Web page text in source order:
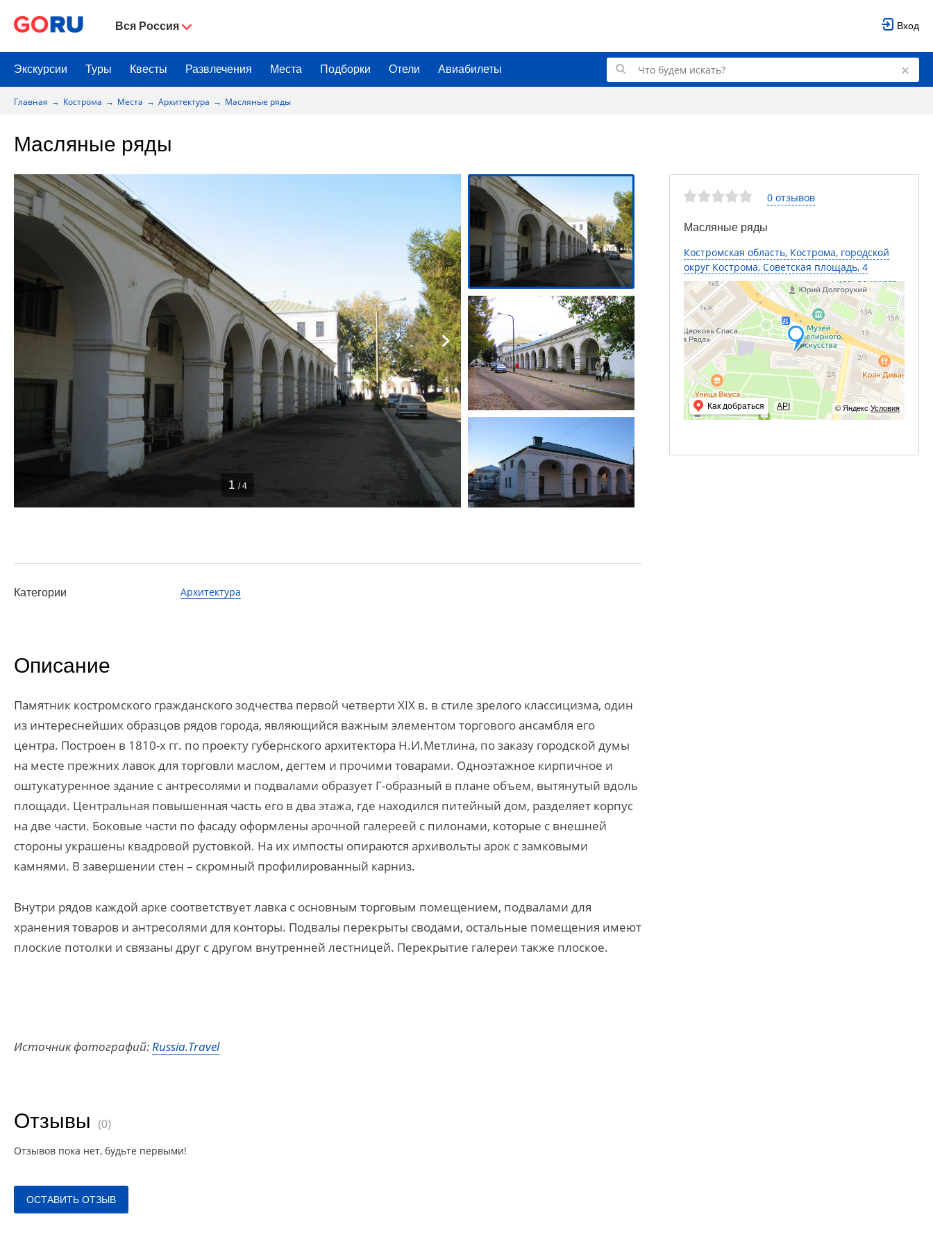
Вся Россия Вход
Экскурсии Туры Квесты Развлечения Места Подборки Отели Авиабилеты
Главная Кострома Места Архитектура Масляные ряды
0 отзывов
Масляные ряды
Костромская область, Кострома, городской
округ Кострома, Советская площадь, 4
© Яндекс Условия
Как добраться API
Масляные ряды
1 / 4
Категории Архитектура
Описание
Памятник костромского гражданского зодчества первой четверти XIX в. в стиле зрелого классицизма, один
из интереснейших образцов рядов города, являющийся важным элементом торгового ансамбля его
центра. Построен в 1810-х гг. по проекту губернского архитектора Н.И.Метлина, по заказу городской думы
на месте прежних лавок для торговли маслом, дегтем и прочими товарами. Одноэтажное кирпичное и
оштукатуренное здание с антресолями и подвалами образует Г-образный в плане объем, вытянутый вдоль
площади. Центральная повышенная часть его в два этажа, где находился питейный дом, разделяет корпус
на две части. Боковые части по фасаду оформлены арочной галереей с пилонами, которые с внешней
стороны украшены квадровой рустовкой. На их импосты опираются архивольты арок с замковыми
камнями. В завершении стен – скромный профилированный карниз.
Внутри рядов каждой арке соответствует лавка с основным торговым помещением, подвалами для
хранения товаров и антресолями для конторы. Подвалы перекрыты сводами, остальные помещения имеют
плоские потолки и связаны друг с другом внутренней лестницей. Перекрытие галереи также плоское.
Источник фотографий:Russia.Travel
Отзывы (0)
Отзывов пока нет, будьте первыми!
ОСТАВИТЬ ОТЗЫВ